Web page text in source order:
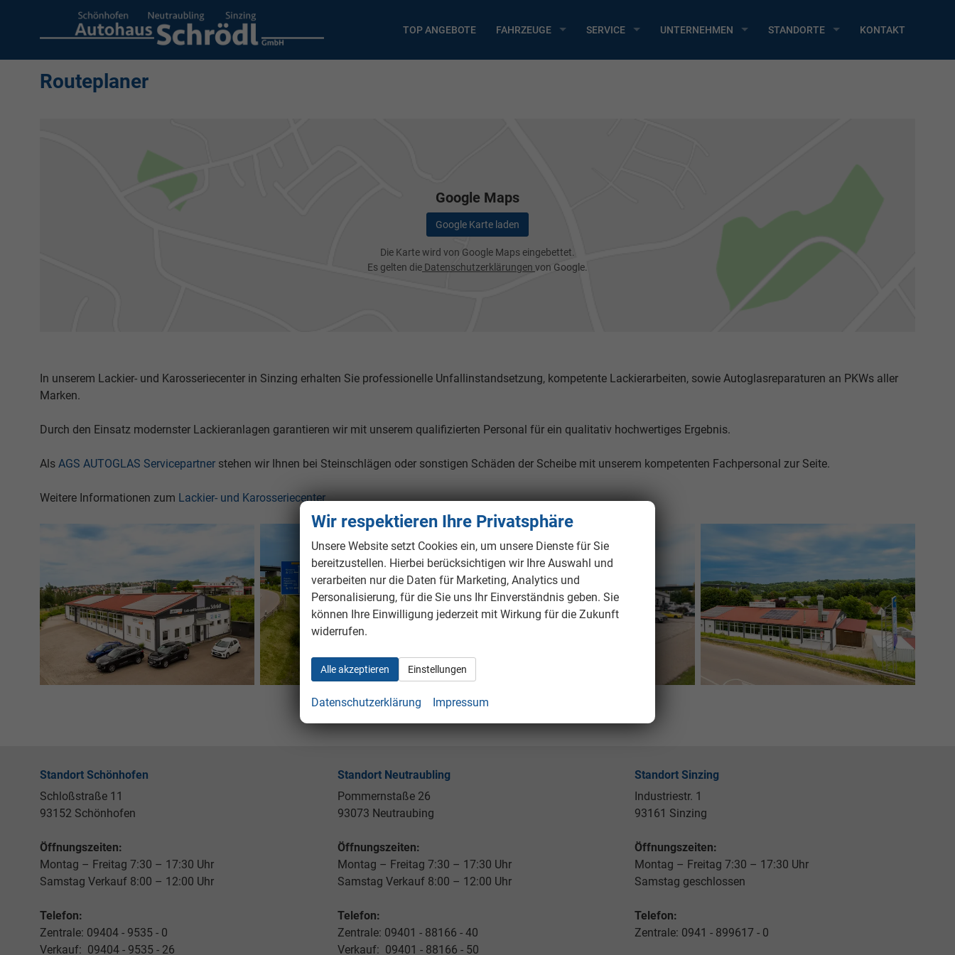
TOP ANGEBOTE FAHRZEUGE SERVICE UNTERNEHMEN STANDORTE KONTAKT
Routeplaner
Google Maps
Google Karte laden
Die Karte wird von Google Maps eingebettet.
Es gelten die Datenschutzerklärungen von Google.
In unserem Lackier- und Karosseriecenter in Sinzing erhalten Sie professionelle Unfallinstandsetzung, kompetente Lackierarbeiten, sowie Autoglasreparaturen an PKWs aller
Marken.
Durch den Einsatz modernster Lackieranlagen garantieren wir mit unserem qualifizierten Personal für ein qualitativ hochwertiges Ergebnis.
Als AGS AUTOGLAS Servicepartner stehen wir Ihnen bei Steinschlägen oder sonstigen Schäden der Scheibe mit unserem kompetenten Fachpersonal zur Seite.
Weitere Informationen zum Lackier- und Karosseriecenter
Standort Schönhofen
Schloßstraße 11
93152 Schönhofen
Öffnungszeiten:
Montag – Freitag 7:30 – 17:30 Uhr
Samstag Verkauf 8:00 – 12:00 Uhr
Telefon:
Zentrale: 09404 - 9535 - 0
Verkauf: 09404 - 9535 - 26
Standort Neutraubling
Pommernstaße 26
93073 Neutraubing
Öffnungszeiten:
Montag – Freitag 7:30 – 17:30 Uhr
Samstag Verkauf 8:00 – 12:00 Uhr
Telefon:
Zentrale: 09401 - 88166 - 40
Verkauf: 09401 - 88166 - 50
Standort Sinzing
Industriestr. 1
93161 Sinzing
Öffnungszeiten:
Montag – Freitag 7:30 – 17:30 Uhr
Samstag geschlossen
Telefon:
Zentrale: 0941 - 899617 - 0
Wir respektieren Ihre Privatsphäre
Unsere Website setzt Cookies ein, um unsere Dienste für Sie
bereitzustellen. Hierbei berücksichtigen wir Ihre Auswahl und
verarbeiten nur die Daten für Marketing, Analytics und
Personalisierung, für die Sie uns Ihr Einverständnis geben. Sie
können Ihre Einwilligung jederzeit mit Wirkung für die Zukunft
widerrufen.
Alle akzeptieren Einstellungen
Datenschutzerklärung Impressum